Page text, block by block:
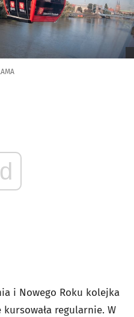
i Nowego Roku kolejka
regularnie. W